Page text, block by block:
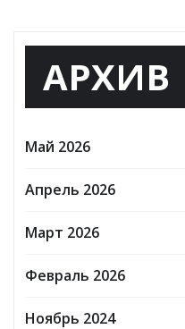
АРХИВ
Май 2026
Апрель 2026
Март 2026
Февраль 2026
Ноябрь 2024